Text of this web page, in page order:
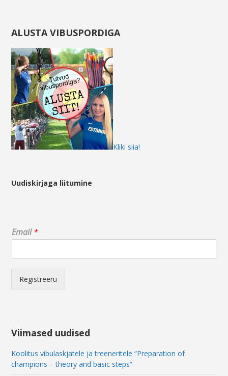
ALUSTA VIBUSPORDIGA
Kliki siia!
Uudiskirjaga liitumine
E
m
i
E
m
a
i
l
Email*
Registreeru
Viimased uudised
Koolitus vibulaskjatele ja treeneritele “Preparation of
champions – theory and basic steps”